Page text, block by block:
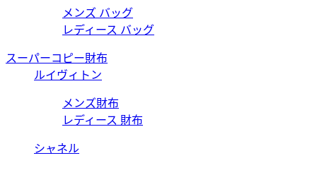
メンズ バッグ
レディース バッグ
スーパーコピー財布
ルイヴィトン
メンズ財布
レディース 財布
シャネル